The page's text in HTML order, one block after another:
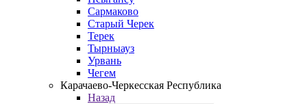
Сармаково
Старый Черек
Терек
Тырныауз
Урвань
Чегем
Карачаево-Черкесская Республика
Назад